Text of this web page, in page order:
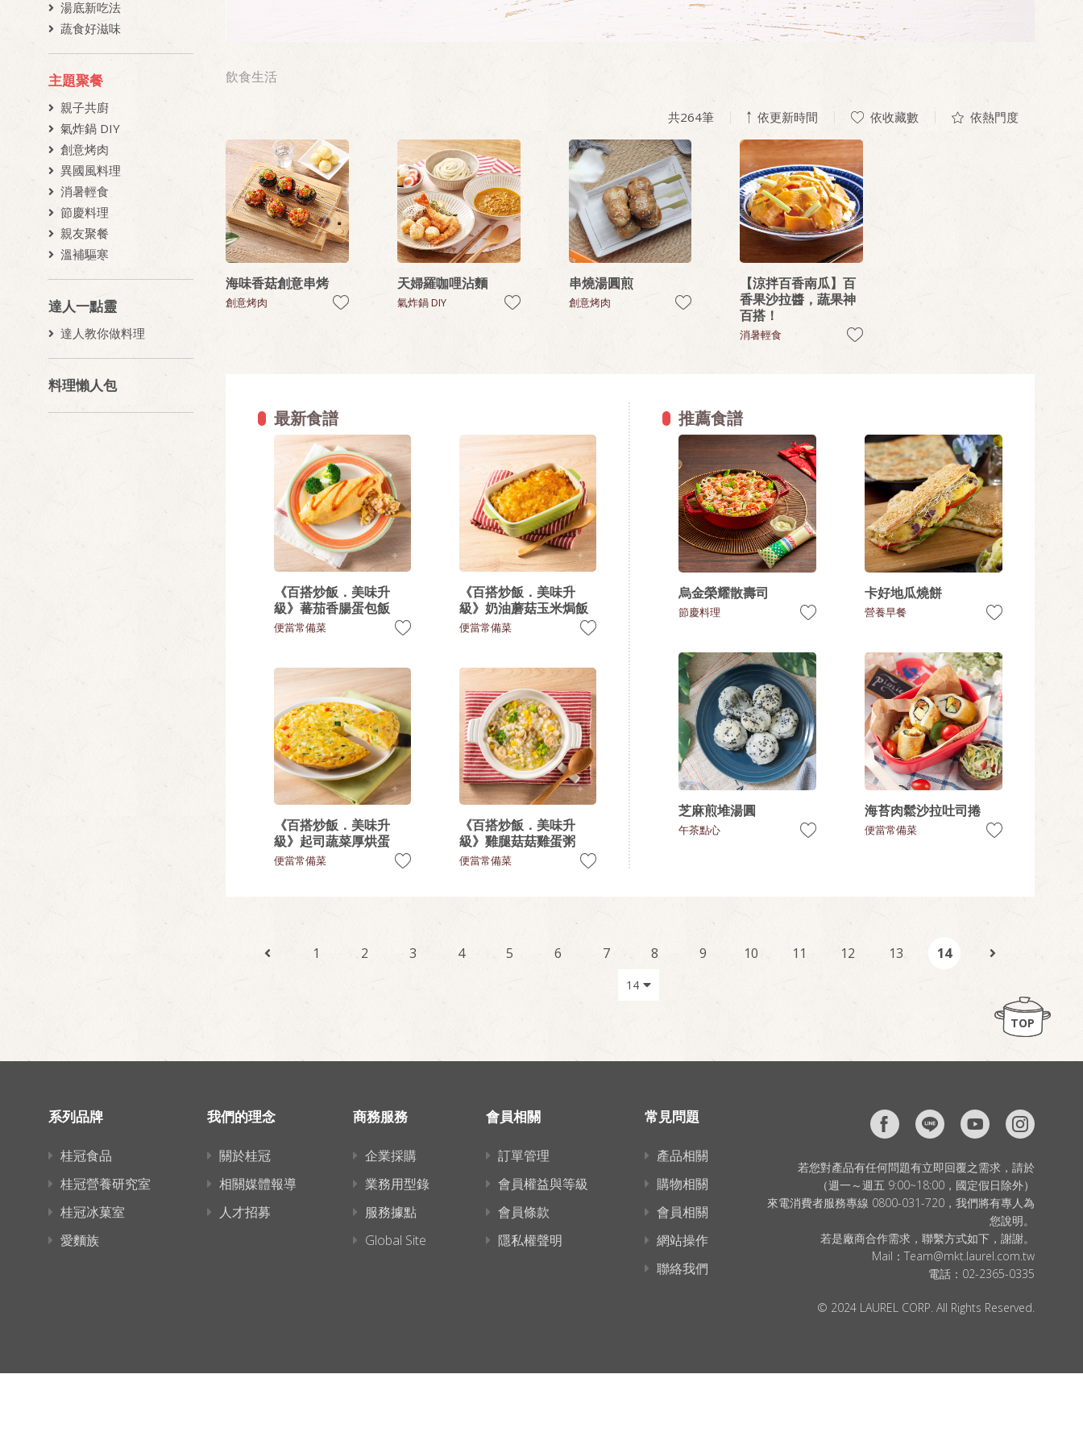
湯底新吃法
蔬食好滋味
主題聚餐
親子共廚
氣炸鍋 DIY
創意烤肉
異國風料理
消暑輕食
節慶料理
親友聚餐
溫補驅寒
達人一點靈
達人教你做料理
料理懶人包
飲食生活
共264筆 依更新時間 依收藏數 依熱門度
海味香菇創意串烤
創意烤肉
天婦羅咖哩沾麵
氣炸鍋 DIY
串燒湯圓煎
創意烤肉
【涼拌百香南瓜】百
香果沙拉醬，蔬果神
百搭！
消暑輕食
最新食譜
《百搭炒飯．美味升
級》蕃茄香腸蛋包飯
便當常備菜
《百搭炒飯．美味升
級》奶油蘑菇玉米焗飯
便當常備菜
《百搭炒飯．美味升
級》起司蔬菜厚烘蛋
便當常備菜
《百搭炒飯．美味升
級》雞腿菇菇雞蛋粥
便當常備菜
推薦食譜
烏金榮耀散壽司
節慶料理
卡好地瓜燒餅
營養早餐
芝麻煎堆湯圓
午茶點心
海苔肉鬆沙拉吐司捲
便當常備菜
1 2 3 4 5 6 7 8 9 10 11 12 13 14
TOP
系列品牌
桂冠食品
桂冠營養研究室
桂冠冰菓室
愛麵族
我們的理念
關於桂冠
相關媒體報導
人才招募
商務服務
企業採購
業務用型錄
服務據點
Global Site
會員相關
訂單管理
會員權益與等級
會員條款
隱私權聲明
常見問題
產品相關
購物相關
會員相關
網站操作
聯絡我們
若您對產品有任何問題有立即回覆之需求，請於
（週一～週五 9:00~18:00，國定假日除外）
來電消費者服務專線 0800-031-720，我們將有專人為
您說明。
若是廠商合作需求，聯繫方式如下，謝謝。
Mail： Team@mkt.laurel.com.tw
電話： 02-2365-0335
© 2024 LAUREL CORP. All Rights Reserved.